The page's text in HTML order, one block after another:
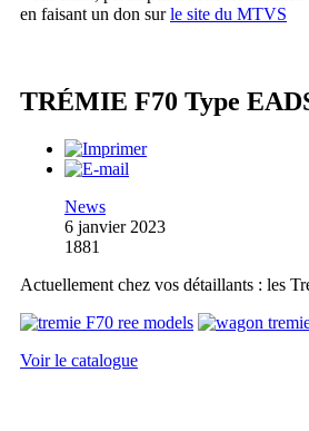
en faisant un don surle site du MTVS
TRÉMIE F70 Type
News
6 janvier 2023
1881
Actuellement chez vos détaillants : les
Voir le catalogue